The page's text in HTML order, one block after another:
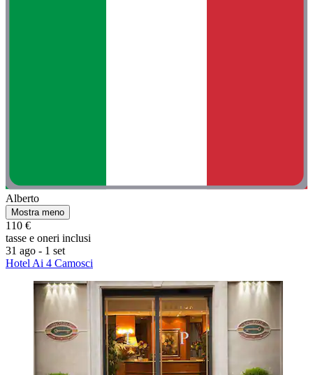
Alberto
Mostra meno
110 €
tasse e oneri inclusi
31 ago - 1 set
Hotel Ai 4 Camosci